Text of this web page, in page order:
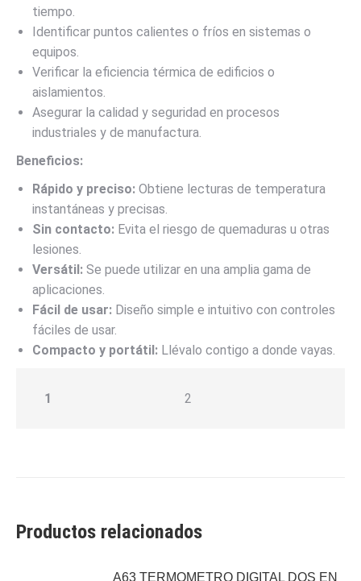
tiempo.
Identificar puntos calientes o fríos en sistemas o
equipos.
Verificar la eficiencia térmica de edificios o
aislamientos.
Asegurar la calidad y seguridad en procesos
industriales y de manufactura.
Beneficios:
Rápido y preciso: Obtiene lecturas de temperatura
instantáneas y precisas.
Sin contacto: Evita el riesgo de quemaduras u otras
lesiones.
Versátil: Se puede utilizar en una amplia gama de
aplicaciones.
Fácil de usar: Diseño simple e intuitivo con controles
fáciles de usar.
Compacto y portátil: Llévalo contigo a donde vayas.
1 2
Productos relacionados
A63 TERMOMETRO DIGITAL DOS EN